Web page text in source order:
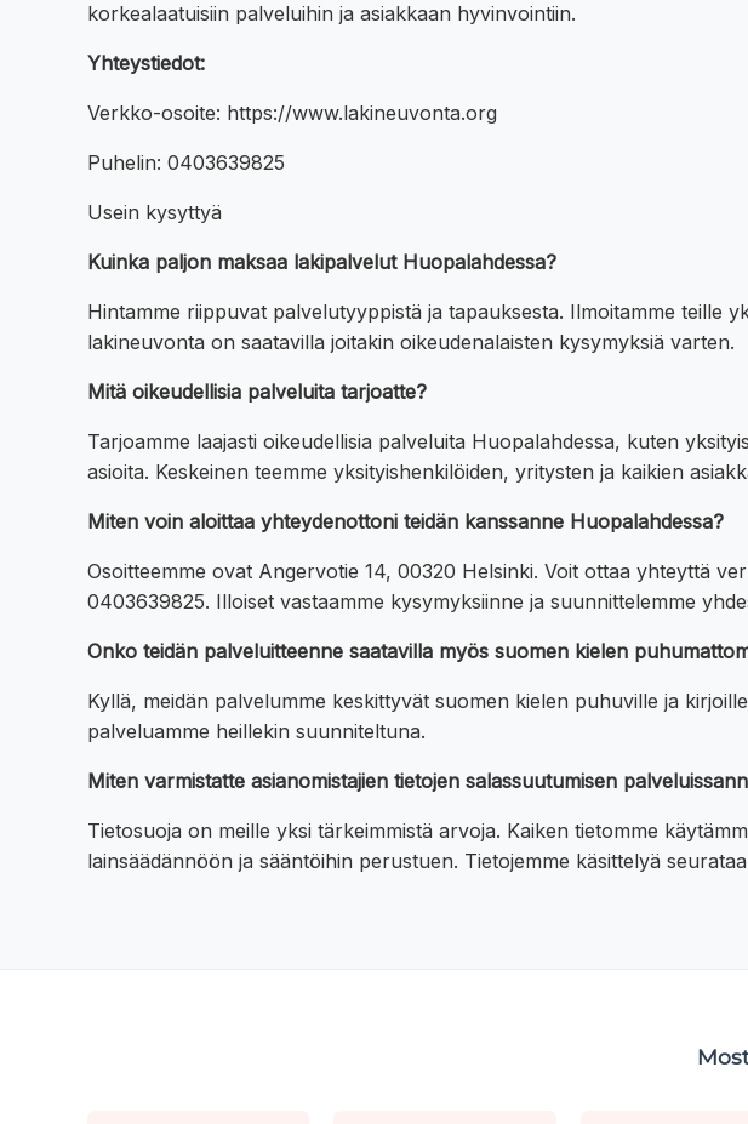
korkealaatuisiin palveluihin ja asiakkaan hyvinvointiin.
Yhteystiedot:
Verkko-osoite: https://www.lakineuvonta.org
Puhelin: 0403639825
Usein kysyttyä
Kuinka paljon maksaa lakipalvelut Huopalahdessa?
Hintamme riippuvat palvelutyyppistä ja tapauksesta. Ilmoitamme teille
lakineuvonta on saatavilla joitakin oikeudenalaisten kysymyksiä varten.
Mitä oikeudellisia palveluita tarjoatte?
Tarjoamme laajasti oikeudellisia palveluita Huopalahdessa, kuten
asioita. Keskeinen teemme yksityishenkilöiden, yritysten ja kaikien
Miten voin aloittaa yhteydenottoni teidän kanssanne Huopalahdessa?
Osoitteemme ovat Angervotie 14, 00320 Helsinki. Voit ottaa yhteyttä
0403639825. Illoiset vastaamme kysymyksiinne ja suunnittelemme
Onko teidän palveluitteenne saatavilla myös suomen kielen
Kyllä, meidän palvelumme keskittyvät suomen kielen puhuville ja
palveluamme heillekin suunniteltuna.
Miten varmistatte asianomistajien tietojen salassuutumisen
Tietosuoja on meille yksi tärkeimmistä arvoja. Kaiken tietomme
lainsäädännöön ja sääntöihin perustuen. Tietojemme käsittelyä